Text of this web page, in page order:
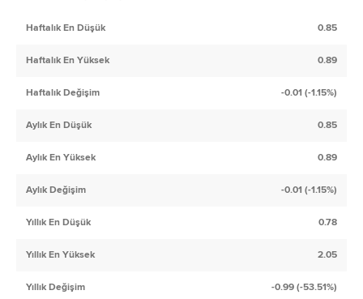
Haftalık En Düşük 0.85
Haftalık En Yüksek 0.89
Haftalık Değişim -0.01 (-1.15%)
Aylık En Düşük 0.85
Aylık En Yüksek 0.89
Aylık Değişim -0.01 (-1.15%)
Yıllık En Düşük 0.78
Yıllık En Yüksek 2.05
Yıllık Değişim -0.99 (-53.51%)